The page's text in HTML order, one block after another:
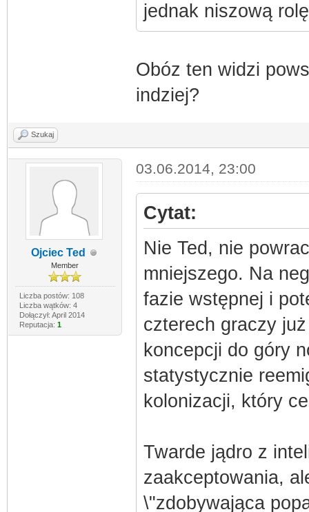
jednak niszową
Obóz ten widzi
indziej?
Szukaj
Ojciec Ted
Member
Liczba postów: 108
Liczba wątków: 4
Dołączył: April 2014
Reputacja: 1
03.06.2014, 23:00
Cytat:
Nie Ted, nie
mniejszego. Na
fazie wstępnej i
czterech graczy już
koncepcji do góry
statystycznie
kolonizacji, który
Twarde jądro z
zaakceptowania,
\"zdobywająca